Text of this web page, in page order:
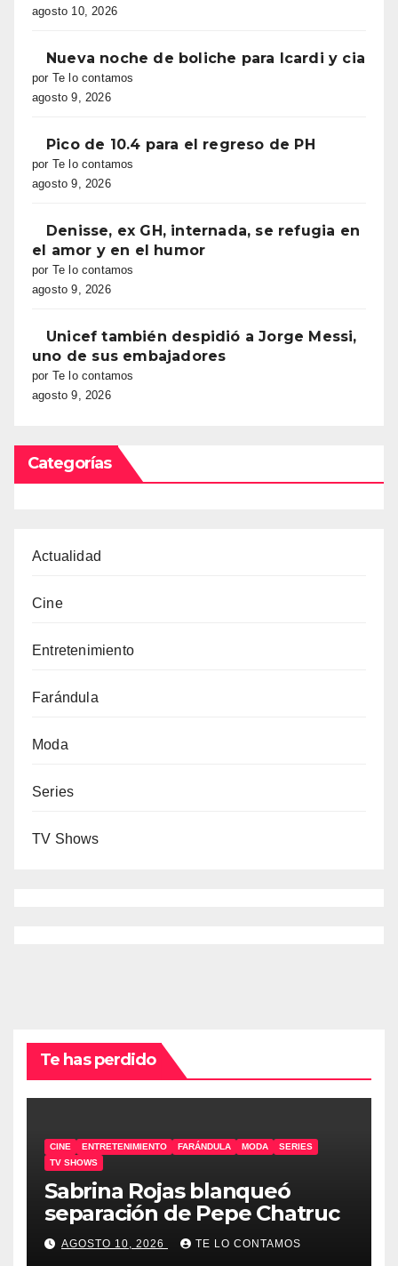
agosto 10, 2026
Nueva noche de boliche para Icardi y cia
por Te lo contamos
agosto 9, 2026
Pico de 10.4 para el regreso de PH
por Te lo contamos
agosto 9, 2026
Denisse, ex GH, internada, se refugia en
el amor y en el humor
por Te lo contamos
agosto 9, 2026
Unicef también despidió a Jorge Messi,
uno de sus embajadores
por Te lo contamos
agosto 9, 2026
Categorías
Actualidad
Cine
Entretenimiento
Farándula
Moda
Series
TV Shows
Te has perdido
CINE ENTRETENIMIENTO FARÁNDULA MODA
SERIES
TV SHOWS
Sabrina Rojas blanqueó
separación de Pepe Chatruc
AGOSTO 10, 2026 TE LO CONTAMOS